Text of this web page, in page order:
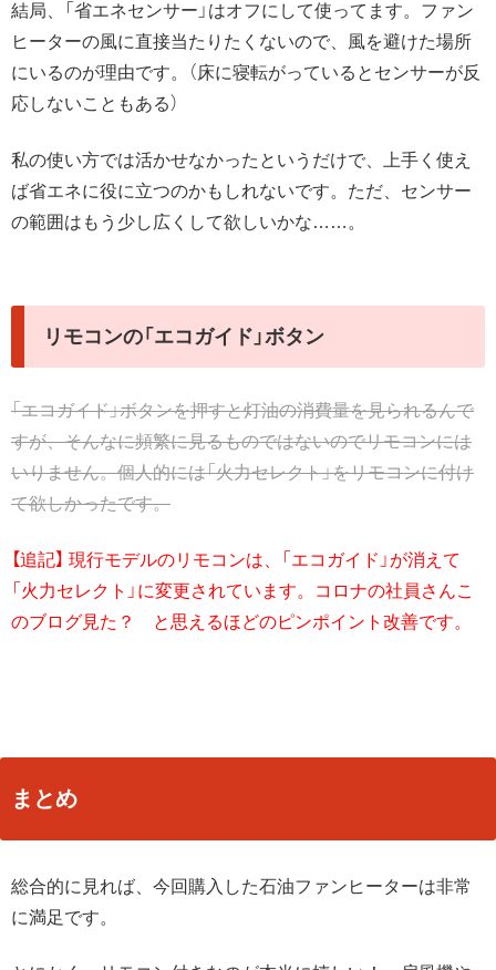
結局、「省エネセンサー」はオフにして使ってます。ファン
ヒーターの風に直接当たりたくないので、風を避けた場所
にいるのが理由です。（床に寝転がっているとセンサーが反
応しないこともある）
私の使い方では活かせなかったというだけで、上手く使え
ば省エネに役に立つのかもしれないです。ただ、センサー
の範囲はもう少し広くして欲しいかな……。
リモコンの「エコガイド」ボタン
「エコガイド」ボタンを押すと灯油の消費量を見られるんで
すが、そんなに頻繁に見るものではないのでリモコンには
いりません。個人的には「火力セレクト」をリモコンに付け
て欲しかったです。
【追記】 現行モデルのリモコンは、「エコガイド」が消えて
「火力セレクト」に変更されています。
コロナの社員さんこ
のブログ見た？ と思えるほどのピンポイント改善です。
まとめ
総合的に見れば、今回購入した石油ファンヒーターは非常
に満足です。